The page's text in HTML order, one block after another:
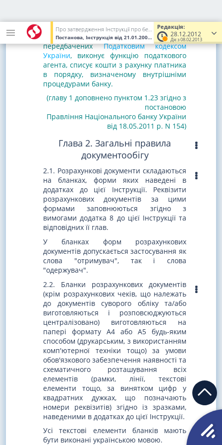
Редакція:
28.12.2012
Діє з 08.02.2013
Про затвердження Інструкції про безготівкові розрахунки в Україні в національній валюті
Постанова, Інструкція від 21.01.2004 № 22 (Увага! Попередня
від 18.05.2011 р. N 154)
1.23. Банк, який у випадках,
передбачених
Податковим кодексом
України, виконує функцію податкового
агента, списує кошти з рахунку платника
в порядку, визначеному внутрішніми
процедурами банку.
(главу 1 доповнено пунктом 1.23 згідно з
постановою
Правління Національного банку України
від 18.05.2011 р. N 154)
Глава 2. Загальні правила
документообігу
2.1. Розрахункові документи складаються
на бланках, форми яких наведені в
додатках до цієї Інструкції. Реквізити
розрахункових документів за цими
формами заповнюються згідно з
вимогами додатка 8 до цієї Інструкції та
відповідних її глав.
У бланках форм розрахункових
документів допускається застосування як
слова "отримувач", так і слова
"одержувач".
2.2. Бланки розрахункових документів
(крім розрахункових чеків, що належать
до документів суворого обліку та/або
виготовляються і розповсюджуються
централізовано) виготовляються на
папері формату А4 або А5 будь-яким
способом (друкарським, з використанням
комп'ютерної техніки тощо) за умови
обов'язкового забезпечення наявності та
схематичного розташування всіх
елементів (рамки, лінії, текстові
елементи тощо, за винятком цифр у
квадратних дужках, що позначають
номери реквізитів) згідно із зразками,
наведеними в додатках до цієї Інструкції.
Усі текстові елементи бланків мають
бути виконані українською мовою.